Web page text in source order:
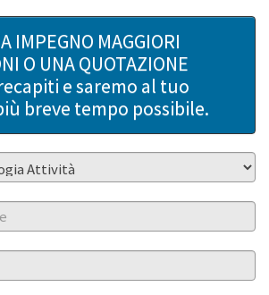
IMPEGNO MAGGIORI
O UNA QUOTAZIONE
e saremo al tuo
breve tempo possibile.